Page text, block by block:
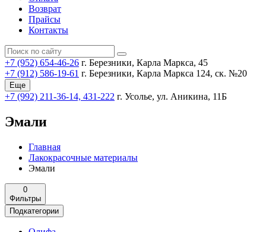
Возврат
Прайсы
Контакты
+7 (952) 654-46-26 г. Березники, Карла Маркса, 45
+7 (912) 586-19-61 г. Березники, Карла Маркса 124, ск. №20
Еще
+7 (992) 211-36-14, 431-222 г. Усолье, ул. Аникина, 11Б
Эмали
Главная
Лакокрасочные материалы
Эмали
0
Фильтры
Подкатегории